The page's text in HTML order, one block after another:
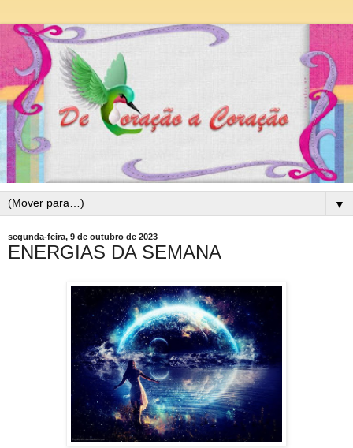
▼
segunda-feira, 9 de outubro de 2023
ENERGIAS DA SEMANA